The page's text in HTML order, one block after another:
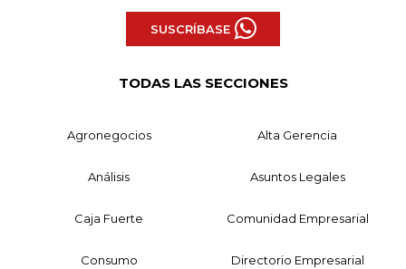
SUSCRÍBASE
TODAS LAS SECCIONES
Agronegocios Alta Gerencia
Análisis Asuntos Legales
Caja Fuerte Comunidad Empresarial
Consumo Directorio Empresarial